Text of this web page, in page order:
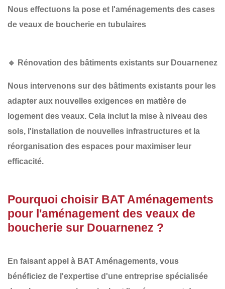
Nous effectuons la pose et l'aménagements des cases
de veaux de boucherie en tubulaires
🔹 Rénovation des bâtiments existants sur Douarnenez
Nous intervenons sur des bâtiments existants pour les
adapter aux nouvelles exigences en matière de
logement des veaux. Cela inclut la mise à niveau des
sols, l'installation de nouvelles infrastructures et la
réorganisation des espaces pour maximiser leur
efficacité.
Pourquoi choisir BAT Aménagements
pour l'aménagement des veaux de
boucherie sur Douarnenez ?
En faisant appel à BAT Aménagements, vous
bénéficiez de l'expertise d'une entreprise spécialisée